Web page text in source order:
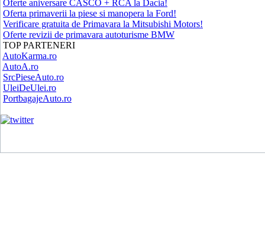
Oferte aniversare CASCO + RCA la Dacia!
Oferta primaverii la piese si manopera la Ford!
Verificare gratuita de Primavara la Mitsubishi Motors!
Oferte revizii de primavara autoturisme BMW
TOP PARTENERI
AutoKarma.ro
AutoA.ro
SrcPieseAuto.ro
UleiDeUlei.ro
PortbagajeAuto.ro